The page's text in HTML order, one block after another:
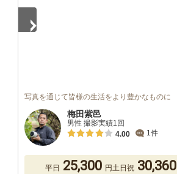
写真を通じて皆様の生活をより豊かなものに
梅田紫邑
男性 撮影実績1回
4.00
1件
平日 25,300 円土日祝 30,360